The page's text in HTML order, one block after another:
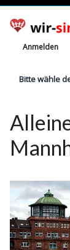
Anmelden
Bitte wähle
Ratgeber
Finanzielle
Witze
Wissen